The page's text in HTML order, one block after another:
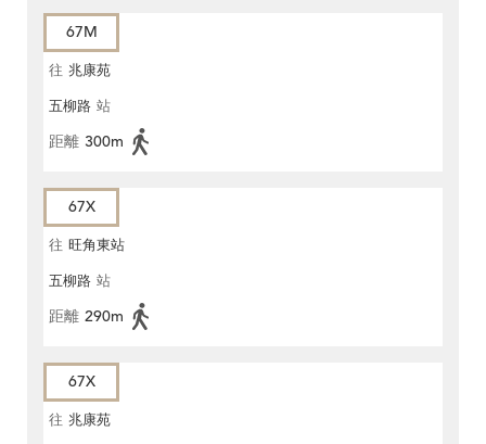
67M
往 兆康苑
五柳路 站
距離 300m
67X
往 旺角東站
五柳路 站
距離 290m
67X
往 兆康苑